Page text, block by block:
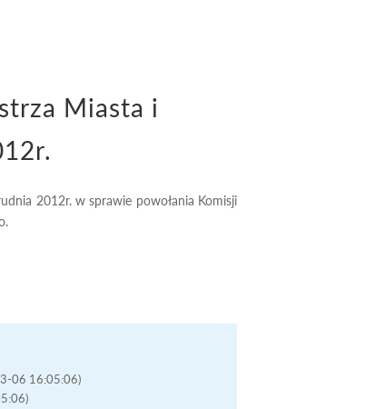
Miasta i
2012r. w sprawie powołania Komisji
06 16:05:06)